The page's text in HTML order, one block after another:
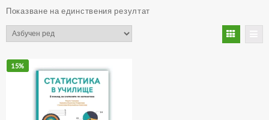
Показване на единствения резултат
15%